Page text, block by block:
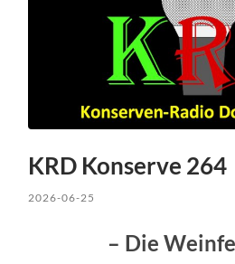
KRD Konserve 264
2026-06-25
– Die